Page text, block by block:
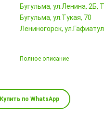
Бугульма, ул.Ленина,
Бугульма, ул.Тукая, 70
Лениногорск,
Полное описание
Купить по WhatsApp